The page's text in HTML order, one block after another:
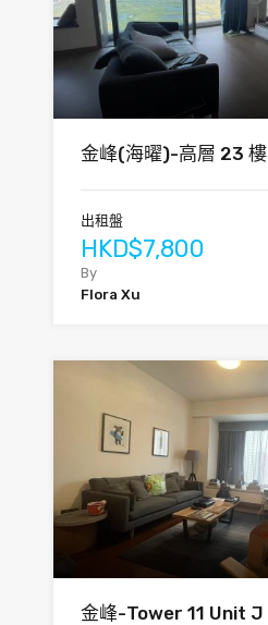
金峰(海曜)-高層 23 樓
出租盤
HKD$7,800
By
Flora Xu
金峰-Tower 11 Unit J